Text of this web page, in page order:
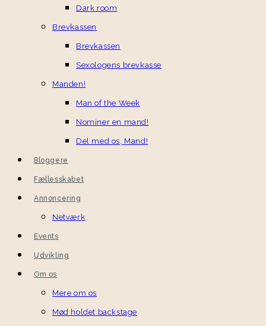
Dark room
Brevkassen
Brevkassen
Sexologens brevkasse
Manden!
Man of the Week
Nominer en mand!
Del med os, Mand!
Bloggere
Fællesskabet
Annoncering
Netværk
Events
Udvikling
Om os
Mere om os
Mød holdet backstage